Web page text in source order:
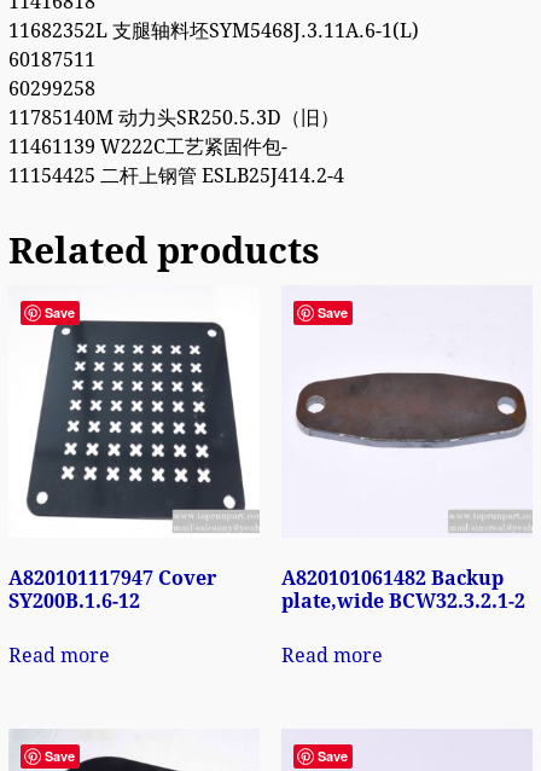
11682352L 支腿轴料坯SYM5468J.3.11A.6-1(L)
60187511
60299258
11785140M 动力头SR250.5.3D（旧）
11461139 W222C工艺紧固件包-
11154425 二杆上钢管 ESLB25J414.2-4
Related products
Save
A820101117947 Cover
SY200B.1.6-12
Read more
Save
A820101061482 Backup
plate,wide BCW32.3.2.1-2
Read more
Save Save